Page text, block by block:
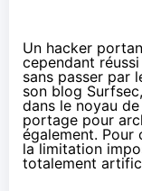
Un hacker
cependant
sans passer par
son blog
dans le noyau
portage pour
également. Pour
la limitation
totalement